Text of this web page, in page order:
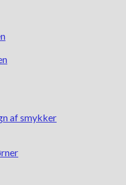
af smykker